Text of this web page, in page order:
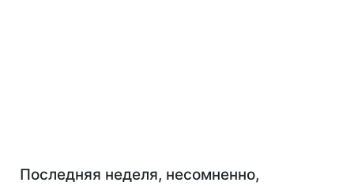
Последняя неделя, несомненно,